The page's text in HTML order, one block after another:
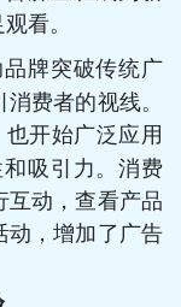
看。
牌突破传统广
费者的视线。
也开始广泛应用
吸引力。消费
动，查看产品
动，增加了广告